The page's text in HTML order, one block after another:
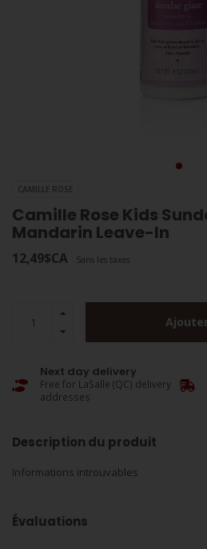
CAMILLE ROSE
Camille Rose Kids
Mandarin Leave-In
12,49$CA Sans les taxes
Next day delivery
Free for LaSalle (QC) delivery
addresses
Description du produit
Informations introuvables
Évaluations